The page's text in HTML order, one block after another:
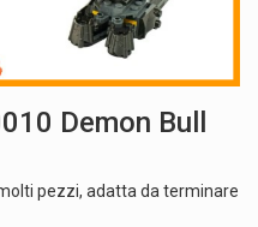
Demon Bull
pezzi, adatta da terminare